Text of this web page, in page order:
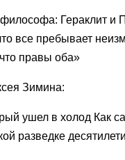
Гераклит и
все пребывает
правы оба»
Зимина:
ушел в холод Как
разведке